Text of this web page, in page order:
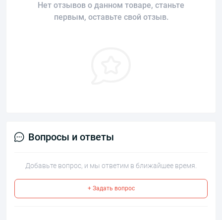
Нет отзывов о данном товаре, станьте
первым, оставьте свой отзыв.
Вопросы и ответы
Добавьте вопрос, и мы ответим в ближайшее время.
+ Задать вопрос